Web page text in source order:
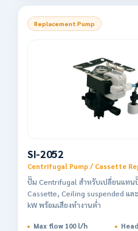
Replacement Pump
SI-2052
Centrifugal Pump / Cassette
ปั๊ม Centrifugal สำหรับเปลี่ยนแทน
Cassette, Ceiling suspended แล
kW พร้อมเสียงทำงานต่ำ
Max flow 100 l/h